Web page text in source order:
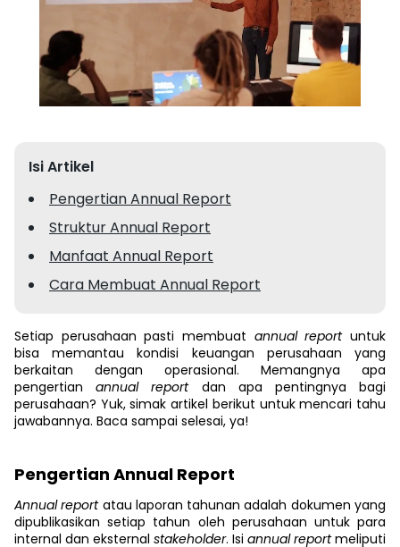
Isi Artikel
Pengertian Annual Report
Struktur Annual Report
Manfaat Annual Report
Cara Membuat Annual Report
Setiap perusahaan pasti membuat annual reportuntuk
bisa memantau kondisi keuangan perusahaan yang
berkaitan dengan operasional. Memangnya apa
pengertianannual report dan apa pentingnya bagi
perusahaan? Yuk, simak artikel berikut untuk mencari tahu
jawabannya. Baca sampai selesai, ya!
Pengertian Annual Report
Annual report atau laporan tahunan adalah dokumen yang
dipublikasikan setiap tahun oleh perusahaan untuk para
internal dan eksternal stakeholder. Isi annual reportmeliputi